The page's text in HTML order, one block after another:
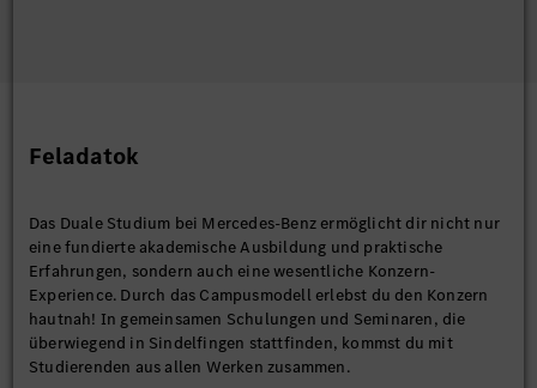
Feladatok
Das Duale Studium bei Mercedes-Benz ermöglicht dir nicht nur
eine fundierte akademische Ausbildung und praktische
Erfahrungen, sondern auch eine wesentliche Konzern-
Experience. Durch das Campusmodell erlebst du den Konzern
hautnah! In gemeinsamen Schulungen und Seminaren, die
überwiegend in Sindelfingen stattfinden, kommst du mit
Studierenden aus allen Werken zusammen.